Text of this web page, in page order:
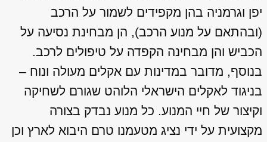
יפן וגרמניה בהן מקפידים לשמור על הרכב
(ובהתאם על מנוע הרכב), הן מבחינת נסיעה על
הכביש והן מבחינה הקפדה על טיפולים לרכב.
בנוסף, מדובר במדינות עם אקלים מעולה ונוח –
בניגוד לאקלים הישראלי הלוהט שגורם לשחיקה
וקיצור של חיי המנוע. כל מנוע נבדק בצורה
מקצועית על ידי נציג מטעמנו טרם היבוא לארץ וכן